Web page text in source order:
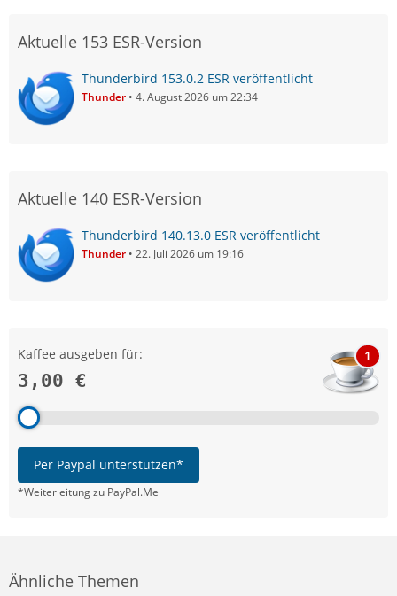
Aktuelle 153 ESR-Version
Thunderbird 153.0.2 ESR veröffentlicht
Thunder 4. August 2026 um 22:34
Aktuelle 140 ESR-Version
Thunderbird 140.13.0 ESR veröffentlicht
Thunder 22. Juli 2026 um 19:16
Kaffee ausgeben für:
3,00 €
1
Per Paypal unterstützen*
*Weiterleitung zu PayPal.Me
Ähnliche Themen